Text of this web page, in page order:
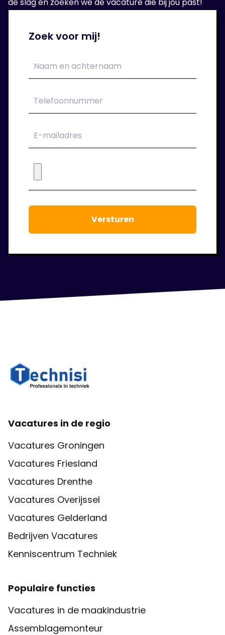
Zoek voor mij!
Vacatures in de regio
Vacatures Groningen
Vacatures Friesland
Vacatures Drenthe
Vacatures Overijssel
Vacatures Gelderland
Bedrijven Vacatures
Kenniscentrum Techniek
Populaire functies
Vacatures in de maakindustrie
Assemblagemonteur